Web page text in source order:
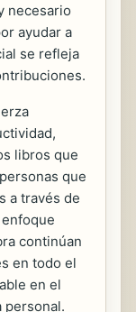
necesario
ayudar a
se refleja
libros que
que
a través de
continúan
en todo el
en el
personal.